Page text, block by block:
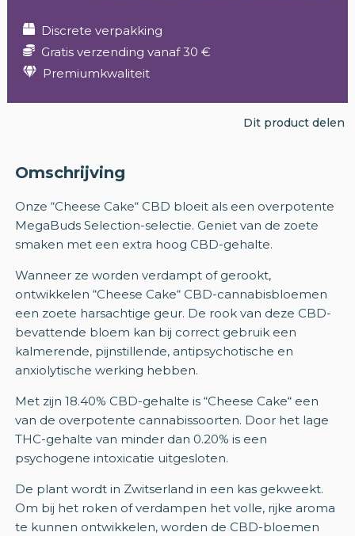
Discrete verpakking
Gratis verzending vanaf 30 €
Premiumkwaliteit
Dit product delen
Omschrijving
Onze “Cheese Cake“ CBD bloeit als een overpotente
MegaBuds Selection-selectie. Geniet van de zoete
smaken met een extra hoog CBD-gehalte.
Wanneer ze worden verdampt of gerookt,
ontwikkelen “Cheese Cake“ CBD-cannabisbloemen
een zoete harsachtige geur. De rook van deze CBD-
bevattende bloem kan bij correct gebruik een
kalmerende, pijnstillende, antipsychotische en
anxiolytische werking hebben.
Met zijn 18.40% CBD-gehalte is “Cheese Cake“ een
van de overpotente cannabissoorten. Door het lage
THC-gehalte van minder dan 0.20% is een
psychogene intoxicatie uitgesloten.
De plant wordt in Zwitserland in een kas gekweekt.
Om bij het roken of verdampen het volle, rijke aroma
te kunnen ontwikkelen, worden de CBD-bloemen